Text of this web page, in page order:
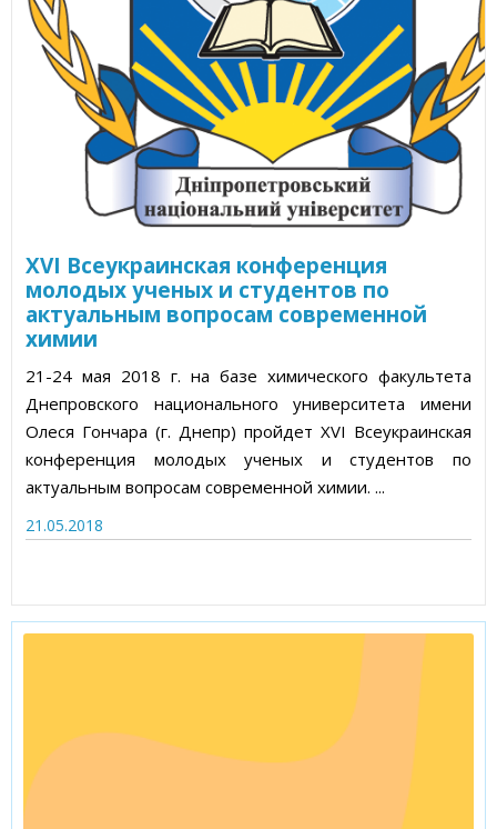
XVI Всеукраинская конференция
молодых ученых и студентов по
актуальным вопросам современной
химии
21-24 мая 2018 г. на базе химического факультета
Днепровского национального университета имени
Олеся Гончара (г. Днепр) пройдет XVI Всеукраинская
конференция молодых ученых и студентов по
актуальным вопросам современной химии. ...
21.05.2018
Статьи об измерительных приборах
Пресс-релизы, пост-релизы
Видеоновости